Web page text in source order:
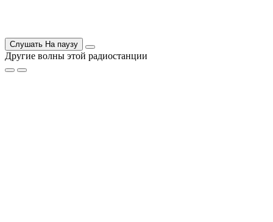
Слушать На паузу
Другие волны этой радиостанции